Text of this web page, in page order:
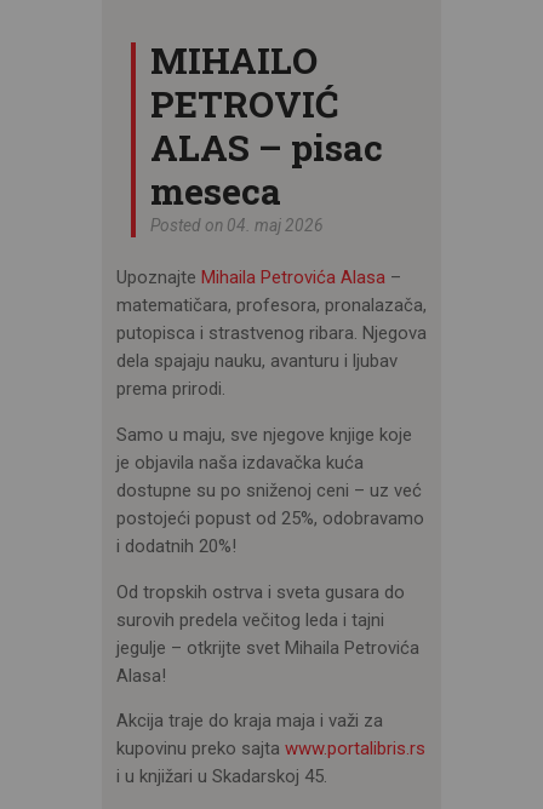
MIHAILO
PETROVIĆ
ALAS – pisac
meseca
Posted on 04. maj 2026
Upoznajte Mihaila Petrovića Alasa–
matematičara, profesora, pronalazača,
putopisca i strastvenog ribara. Njegova
dela spajaju nauku, avanturu i ljubav
prema prirodi.
Samo u maju, sve njegove knjige koje
je objavila naša izdavačka kuća
dostupne su po sniženoj ceni – uz već
postojeći popust od 25%, odobravamo
i dodatnih 20%!
Od tropskih ostrva i sveta gusara do
surovih predela večitog leda i tajni
jegulje – otkrijte svet Mihaila Petrovića
Alasa!
Akcija traje do kraja maja i važi za
kupovinu preko sajta www.portalibris.rs
i u knjižari u Skadarskoj 45.